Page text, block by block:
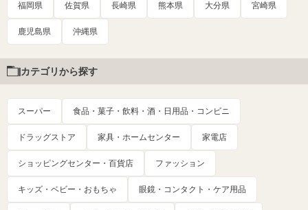
福岡県 佐賀県 長崎県 熊本県 大分県 宮崎県
鹿児島県 沖縄県
カテゴリから探す
スーパー 食品・菓子・飲料・酒・日用品・コンビニ
ドラッグストア 家具・ホームセンター 家電店
ショッピングセンター・百貨店 ファッション
キッズ・ベビー・おもちゃ 眼鏡・コンタクト・ケア用品